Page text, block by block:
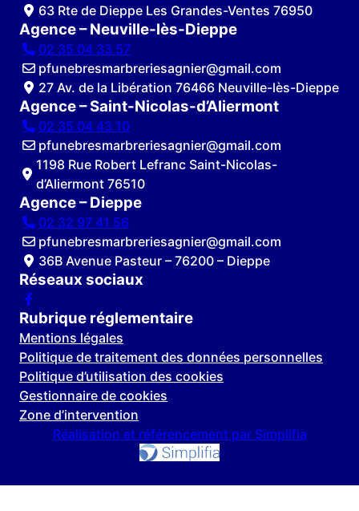
63 Rte de Dieppe Les Grandes-Ventes 76950
Agence – Neuville-lès-Dieppe
02 35 04 33 57
pfunebresmarbreriesagnier@gmail.com
27 Av. de la Libération 76466 Neuville-lès-Dieppe
Agence – Saint-Nicolas-d’Aliermont
02 35 04 43 10
pfunebresmarbreriesagnier@gmail.com
1198 Rue Robert Lefranc Saint-Nicolas-
d’Aliermont 76510
Agence – Dieppe
02 32 97 41 56
pfunebresmarbreriesagnier@gmail.com
36B Avenue Pasteur – 76200 – Dieppe
Réseaux sociaux
Rubrique réglementaire
Mentions légales
Politique de traitement des données personnelles
Politique d’utilisation des cookies
Gestionnaire de cookies
Zone d’intervention
Réalisation et référencement par Simplifia